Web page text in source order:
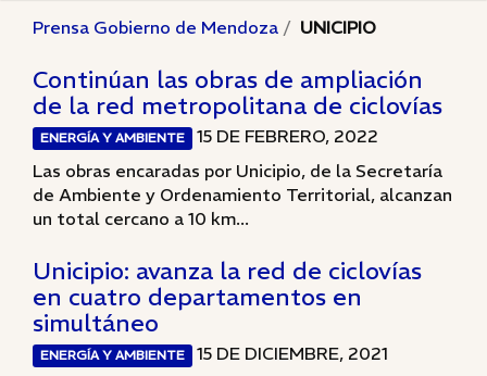
Prensa Gobierno de Mendoza UNICIPIO
Continúan las obras de ampliación
de la red metropolitana de ciclovías
ENERGÍA Y AMBIENTE
15 DE FEBRERO, 2022
Las obras encaradas por Unicipio, de la Secretaría
de Ambiente y Ordenamiento Territorial, alcanzan
un total cercano a 10 km...
Unicipio: avanza la red de ciclovías
en cuatro departamentos en
simultáneo
ENERGÍA Y AMBIENTE
15 DE DICIEMBRE, 2021